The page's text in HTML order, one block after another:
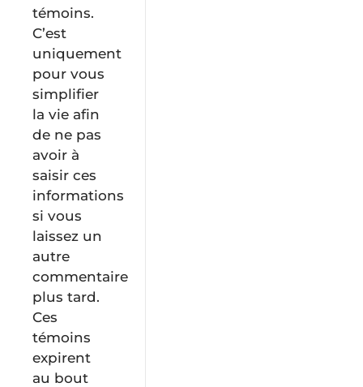
témoins.
C’est
uniquement
pour vous
simplifier
la vie afin
de ne pas
avoir à
saisir ces
informations
si vous
laissez un
autre
commentaire
plus tard.
Ces
témoins
expirent
au bout